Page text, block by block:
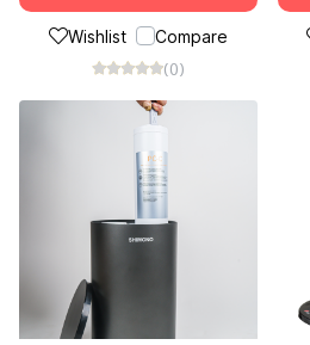
Wishlist Compare
(0)